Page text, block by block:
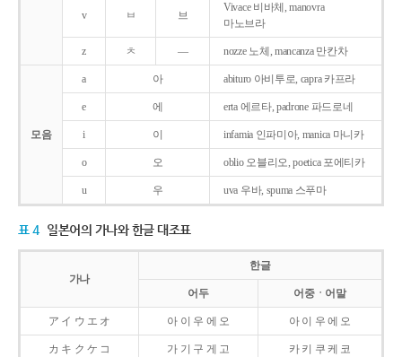
v ㅂ 브
Vivace 비바체, manovra
마노브라
z ㅊ ― nozze 노체, mancanza 만칸차
모음
a 아 abituro 아비투로, capra 카프라
e 에 erta 에르타, padrone 파드로네
i 이 infamia 인파미아, manica 마니카
o 오 oblio 오블리오, poetica 포에티카
u 우 uva 우바, spuma 스푸마
표 4 일본어의 가나와 한글 대조표
가나
한글
어두 어중ㆍ어말
ア イ ウ エ オ 아 이 우 에 오 아 이 우 에 오
カ キ ク ケ コ 가 기 구 게 고 카 키 쿠 케 코